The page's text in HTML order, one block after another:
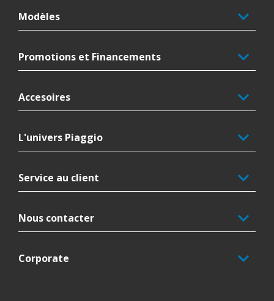
Modèles
Promotions et Financements
Accesoires
L'univers Piaggio
Service au client
Nous contacter
Corporate